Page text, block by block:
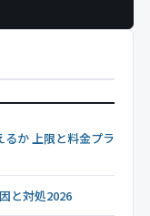
か 上限と料金プラ
と対処2026